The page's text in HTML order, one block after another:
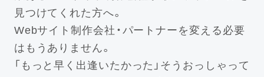
見つけてくれた方へ。
Webサイト制作会社・パートナーを変える必要
はもうありません。
「もっと早く出逢いたかった」そうおっしゃって